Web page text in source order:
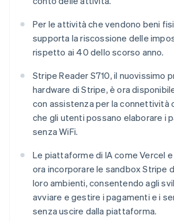
Per le attività che vendono beni
supporta la riscossione delle
rispetto ai 40 dello scorso anno.
Stripe Reader S710, il nuovissimo
hardware di Stripe, è ora
con assistenza per la connettività
che gli utenti possano elaborare i
senza WiFi.
Le piattaforme di IA come Vercel
ora incorporare le sandbox Stripe
loro ambienti, consentendo agli
avviare e gestire i pagamenti e i
senza uscire dalla piattaforma.
Lussemburgo
Malaysia
English简体中文
Malta
Messico
EspañolEnglish
Norvegia
English
Nuova Zelanda
English
NederlandsEnglish
Polonia
English
Portogallo
Português English
RAS di Hong Kong, Cina